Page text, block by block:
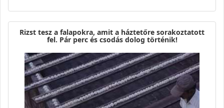
Rizst tesz a falapokra, amit a háztetőre sorakoztatott
fel. Pár perc és csodás dolog történik!